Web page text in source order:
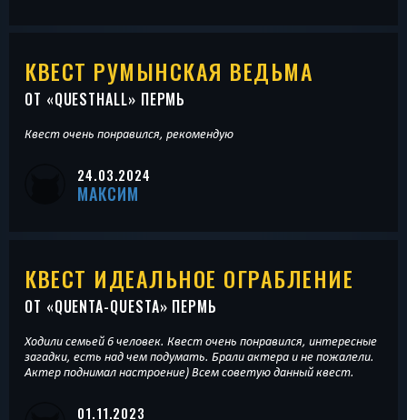
КВЕСТ РУМЫНСКАЯ ВЕДЬМА
ОТ «QUESTHALL» ПЕРМЬ
Квест очень понравился, рекомендую
24.03.2024
МАКСИМ
КВЕСТ ИДЕАЛЬНОЕ ОГРАБЛЕНИЕ
ОТ «QUENTA-QUESTA» ПЕРМЬ
Ходили семьей 6 человек. Квест очень понравился, интересные
загадки, есть над чем подумать. Брали актера и не пожалели.
Актер поднимал настроение) Всем советую данный квест.
01.11.2023